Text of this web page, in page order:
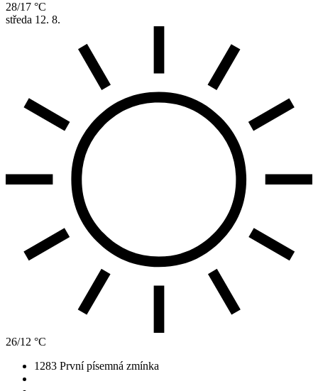
28/17 °C
středa 12. 8.
26/12 °C
1283 První písemná zmínka